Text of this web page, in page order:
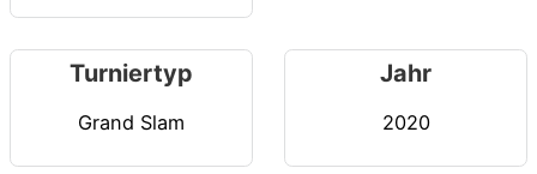
Turniertyp
Grand Slam
Jahr
2020